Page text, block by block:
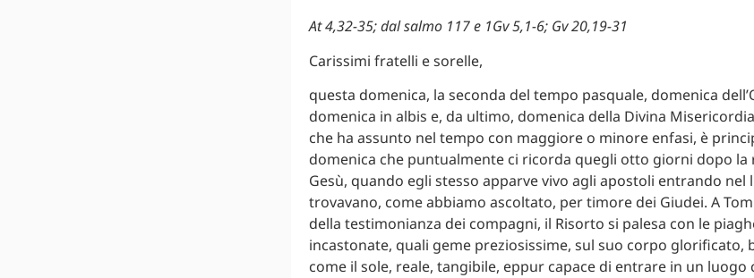
At 4,32-35; dal salmo 117 e 1Gv 5,1-6; Gv 20,19-31
Carissimi fratelli e sorelle,
questa domenica, la seconda del tempo pasquale, domenica
domenica in albis e, da ultimo, domenica della Divina
che ha assunto nel tempo con maggiore o minore enfasi, è
domenica che puntualmente ci ricorda quegli otto giorni dopo la
Gesù, quando egli stesso apparve vivo agli apostoli entrando nel
trovavano, come abbiamo ascoltato, per timore dei Giudei. A
della testimonianza dei compagni, il Risorto si palesa con le
incastonate, quali geme preziosissime, sul suo corpo glorificato,
come il sole, reale, tangibile, eppur capace di entrare in un luogo